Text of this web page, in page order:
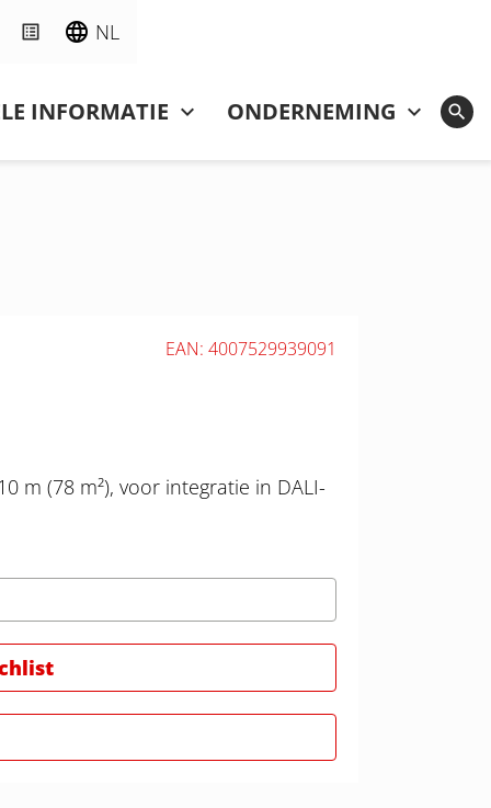
NL
INFORMATIE ONDERNEMING
EAN: 4007529939091
m (78 m²), voor integratie in DALI-